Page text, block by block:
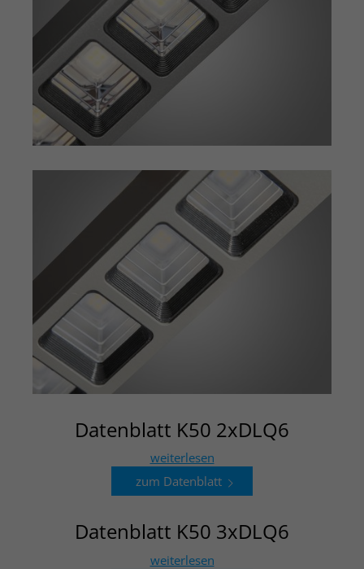
Datenblatt K50 2xDLQ6
weiterlesen
zum Datenblatt
Datenblatt K50 3xDLQ6
weiterlesen